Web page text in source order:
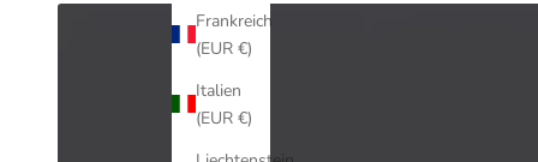
Frankreich
(EUR €)
Italien
(EUR €)